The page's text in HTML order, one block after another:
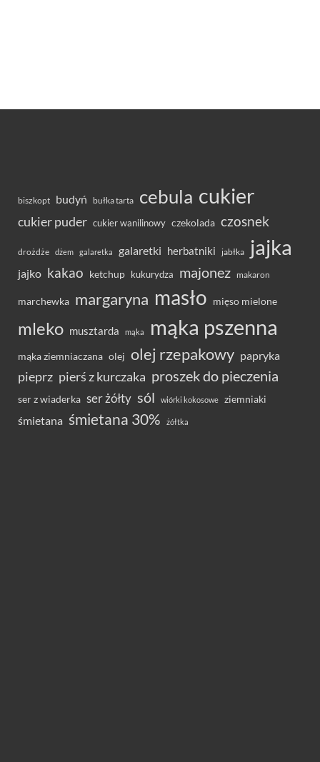
biszkopt budyń bułka tarta cebula cukier
cukier puder cukier wanilinowy czekolada czosnek
drożdże dżem galaretka galaretki herbatniki jabłka jajka
jajko kakao ketchup kukurydza majonez makaron
marchewka margaryna masło mięso mielone
mleko musztarda mąka mąka pszenna
mąka ziemniaczana olej olej rzepakowy papryka
pieprz pierś z kurczaka proszek do pieczenia
ser z wiaderka ser żółty sól wiórki kokosowe ziemniaki
śmietana śmietana 30% żółtka